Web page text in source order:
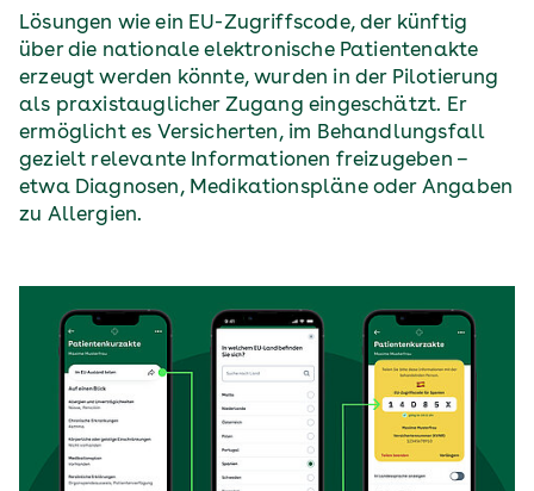
Lösungen wie ein EU-Zugriffscode, der künftig
über die nationale elektronische Patientenakte
erzeugt werden könnte, wurden in der Pilotierung
als praxistauglicher Zugang eingeschätzt. Er
ermöglicht es Versicherten, im Behandlungsfall
gezielt relevante Informationen freizugeben –
etwa Diagnosen, Medikationspläne oder Angaben
zu Allergien.